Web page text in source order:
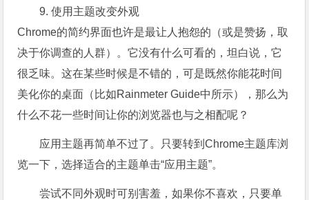
9. 使用主题改变外观
Chrome的简约界面也许是最让人抱怨的（或是赞扬，取
决于你调查的人群）。它没有什么可看的，坦白说，它
很乏味。这在某些时候是不错的，可是既然你能花时间
美化你的桌面（比如Rainmeter Guide中所示），那么为
什么不花一些时间让你的浏览器也与之相配呢？
应用主题再简单不过了。只要转到Chrome主题库浏
览一下，选择适合的主题单击“应用主题”。
尝试不同外观时可别害羞，如果你不喜欢，只要单